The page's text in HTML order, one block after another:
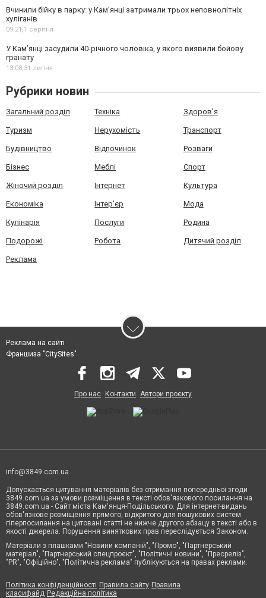
Вчинили бійку в парку: у Кам’янці затримали трьох неповнолітніх
хуліганів
09:21,1 серпня
У Камʼянці засудили 40-річного чоловіка, у якого виявили бойову
гранату
13:08,31 липня
Рубрики новин
Загальний розділ Техніка Здоров'я
Туризм Нерухомість Транспорт
Будівництво Відпочинок Розваги
Бізнес Меблі Спорт
Жіночий розділ Інтернет Культура
Економіка Інтер'єр Мода
Кулінарія Послуги Родина
Подорожі Робота Дитячий розділ
Реклама
Реклама на сайті
Франшиза "CitySites"
Про нас Контакти Автори проєкту
info@3849.com.ua
Допускається цитування матеріалів без отримання попередньої згоди
3849.com.ua за умови розміщення в тексті обов'язкового посилання на
3849.com.ua - Сайт міста Кам'янця-Подільського. Для інтернет-видань
обов'язкове розміщення прямого, відкритого для пошукових систем
гіперпосилання на цитовані статті не нижче другого абзацу в тексті або в
якості джерела. Порушення виняткових прав переслідується Законом.
Матеріали з плашками "Новини компаній", "Промо", "Партнерський
матеріал", "Партнерський спецпроєкт", "Політичні новини", "Пресреліз",
"PR", "Офіційно", "Політична реклама" публікуються на правах реклами.
Політика конфіденційності Правила сайту Правила
класифайд Редакційна політика